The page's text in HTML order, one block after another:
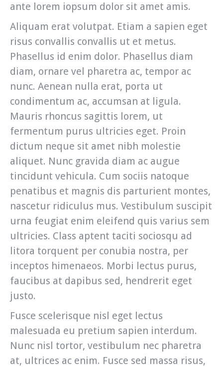
ante lorem iopsum dolor sit amet amis.
Aliquam erat volutpat. Etiam a sapien eget
risus convallis convallis ut et metus.
Phasellus id enim dolor. Phasellus diam
diam, ornare vel pharetra ac, tempor ac
nunc. Aenean nulla erat, porta ut
condimentum ac, accumsan at ligula.
Mauris rhoncus sagittis lorem, ut
fermentum purus ultricies eget. Proin
dictum neque sit amet nibh molestie
aliquet. Nunc gravida diam ac augue
tincidunt vehicula. Cum sociis natoque
penatibus et magnis dis parturient montes,
nascetur ridiculus mus. Vestibulum suscipit
urna feugiat enim eleifend quis varius sem
ultricies. Class aptent taciti sociosqu ad
litora torquent per conubia nostra, per
inceptos himenaeos. Morbi lectus purus,
faucibus at dapibus sed, hendrerit eget
justo.
Fusce scelerisque nisl eget lectus
malesuada eu pretium sapien interdum.
Nunc nisl tortor, vestibulum nec pharetra
at, ultrices ac enim. Fusce sed massa risus,